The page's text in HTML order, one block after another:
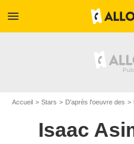
menu
Accueil Stars D'après l'oeuvre des
Isaac